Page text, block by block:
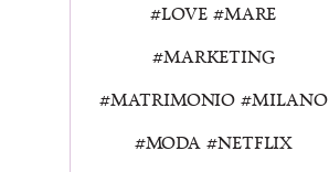
LOVE
MARE
MARKETING
MATRIMONIO
MILANO
MODA
NETFLIX